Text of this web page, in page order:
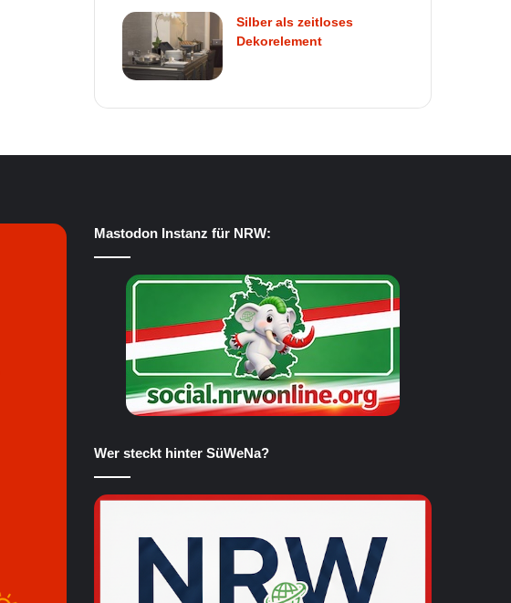
Silber als zeitloses
Dekorelement
Mastodon Instanz für NRW:
Wer steckt hinter SüWeNa?